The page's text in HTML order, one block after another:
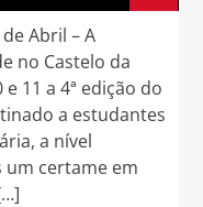
Abril – A
no Castelo da
11 a 4ª edição do
a estudantes
a nível
um certame em